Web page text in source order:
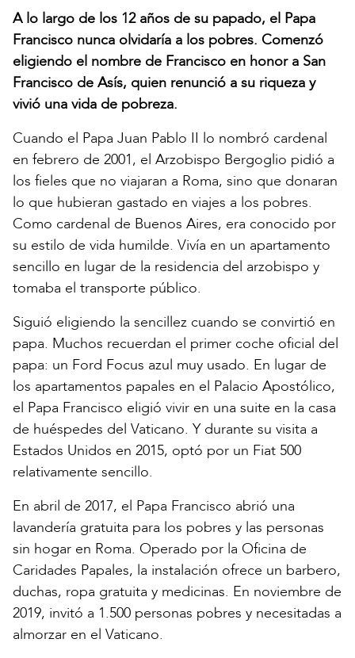
A lo largo de los 12 años de su papado, el Papa
Francisco nunca olvidaría a los pobres. Comenzó
eligiendo el nombre de Francisco en honor a San
Francisco de Asís, quien renunció a su riqueza y
vivió una vida de pobreza.
Cuando el Papa Juan Pablo II lo nombró cardenal
en febrero de 2001, el Arzobispo Bergoglio pidió a
los fieles que no viajaran a Roma, sino que donaran
lo que hubieran gastado en viajes a los pobres.
Como cardenal de Buenos Aires, era conocido por
su estilo de vida humilde. Vivía en un apartamento
sencillo en lugar de la residencia del arzobispo y
tomaba el transporte público.
Siguió eligiendo la sencillez cuando se convirtió en
papa. Muchos recuerdan el primer coche oficial del
papa: un Ford Focus azul muy usado. En lugar de
los apartamentos papales en el Palacio Apostólico,
el Papa Francisco eligió vivir en una suite en la casa
de huéspedes del Vaticano. Y durante su visita a
Estados Unidos en 2015, optó por un Fiat 500
relativamente sencillo.
En abril de 2017, el Papa Francisco abrió una
lavandería gratuita para los pobres y las personas
sin hogar en Roma. Operado por la Oficina de
Caridades Papales, la instalación ofrece un barbero,
duchas, ropa gratuita y medicinas. En noviembre de
2019, invitó a 1.500 personas pobres y necesitadas a
almorzar en el Vaticano.